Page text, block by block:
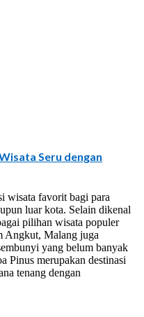
Seru dengan
wisata favorit bagi para
luar kota. Selain dikenal
pilihan wisata populer
Angkut, Malang juga
yang belum banyak
Pinus merupakan destinasi
tenang dengan